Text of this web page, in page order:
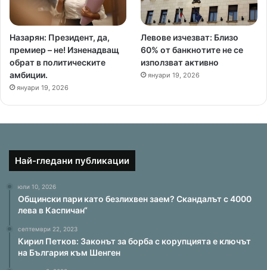
Назарян: Президент, да,
премиер – не! Изненадващ
обрат в политическите
амбиции.
януари 19, 2026
Левове изчезват: Близо
60% от банкнотите не се
използват активно
януари 19, 2026
Най-гледани публикации
юли 10, 2026
Общински пари като безлихвен заем? Скандалът с 4000
лева в Каспичан“
септември 22, 2023
Кирил Петков: Законът за борба с корупцията е ключът
на България към Шенген